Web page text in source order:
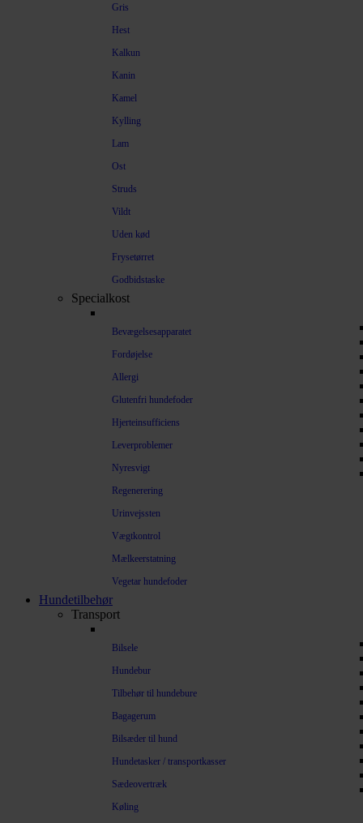
Gris
Hest
Kalkun
Kanin
Kamel
Kylling
Lam
Ost
Struds
Vildt
Uden kød
Frysetørret
Godbidstaske
Specialkost
Bevægelsesapparatet
Fordøjelse
Allergi
Glutenfri hundefoder
Hjerteinsufficiens
Leverproblemer
Nyresvigt
Regenerering
Urinvejssten
Vægtkontrol
Mælkeerstatning
Vegetar hundefoder
Hundetilbehør
Transport
Bilsele
Hundebur
Tilbehør til hundebure
Bagagerum
Bilsæder til hund
Hundetasker / transportkasser
Sædeovertræk
Køling